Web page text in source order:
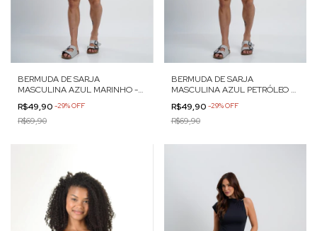
BERMUDA DE SARJA
MASCULINA AZUL MARINHO -
R$49,90 -29%OFF
R$69,90
BERMUDA DE SARJA
MASCULINA AZUL PETRÓLEO -
R$49,90 -29%OFF
R$69,90